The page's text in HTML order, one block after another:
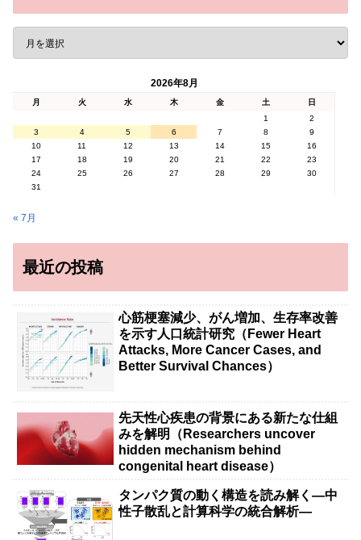
2026年8月
月 火 水 木 金 土
日
1
2
3
4 5 6 7 8
9
10
11 12 13 14 15
16
17
18 19 20 21 22
23
24
25 26 27 28 29
30
31
« 7月
最近の投稿
心筋梗塞減少、がん増加、生存率改善
を示す人口統計研究（Fewer Heart
Attacks, More Cancer Cases, and
Better Survival Chances）
先天性心疾患の背景にある新たな仕組
みを解明（Researchers uncover
hidden mechanism behind
congenital heart disease）
タンパク質の動く構造を読み解く―中
性子散乱と計算科学の統合解析―